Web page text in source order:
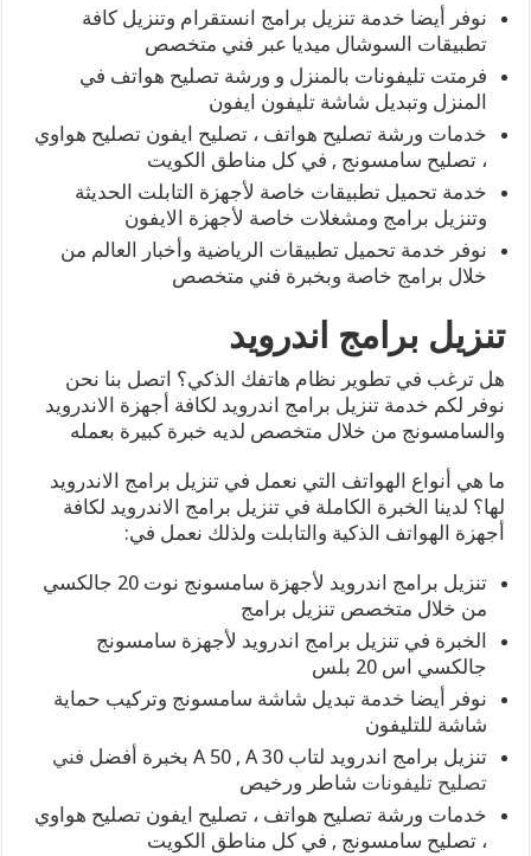
نوفر أيضا خدمة تنزيل برامج انستقرام وتنزيل كافة
تطبيقات السوشال ميديا عبر فني متخصص
فرمتت تليفونات بالمنزل و ورشة تصليح هواتف في
المنزل وتبديل شاشة تليفون ايفون
خدمات ورشة تصليح هواتف ، تصليح ايفون تصليح هواوي
، تصليح سامسونج , في كل مناطق الكويت
خدمة تحميل تطبيقات خاصة لأجهزة التابلت الحديثة
وتنزيل برامج ومشغلات خاصة لأجهزة الايفون
نوفر خدمة تحميل تطبيقات الرياضية وأخبار العالم من
خلال برامج خاصة وبخبرة فني متخصص
تنزيل برامج اندرويد
هل ترغب في تطوير نظام هاتفك الذكي؟ اتصل بنا نحن
نوفر لكم خدمة تنزيل برامج اندرويد لكافة أجهزة الاندرويد
والسامسونج من خلال متخصص لديه خبرة كبيرة بعمله
ما هي أنواع الهواتف التي نعمل في تنزيل برامج الاندرويد
لها؟ لدينا الخبرة الكاملة في تنزيل برامج الاندرويد لكافة
أجهزة الهواتف الذكية والتابلت ولذلك نعمل في:
تنزيل برامج اندرويد لأجهزة سامسونج نوت 20 جالكسي
من خلال متخصص تنزيل برامج
الخبرة في تنزيل برامج اندرويد لأجهزة سامسونج
جالكسي اس 20 بلس
نوفر أيضا خدمة تبديل شاشة سامسونج وتركيب حماية
شاشة للتليفون
تنزيل برامج اندرويد لتاب A 50 , A 30 بخبرة أفضل
فني
تصليح تليفونات شاطر ورخيص
خدمات ورشة تصليح هواتف ، تصليح ايفون تصليح هواوي
، تصليح سامسونج , في كل مناطق الكويت